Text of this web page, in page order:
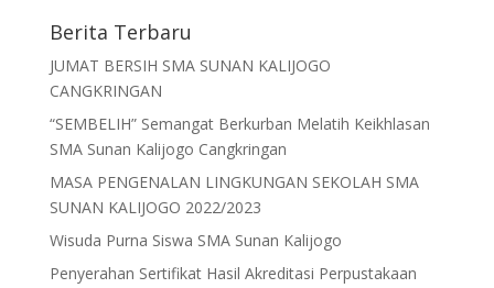
Berita Terbaru
JUMAT BERSIH SMA SUNAN KALIJOGO
CANGKRINGAN
“SEMBELIH” Semangat Berkurban Melatih Keikhlasan
SMA Sunan Kalijogo Cangkringan
MASA PENGENALAN LINGKUNGAN SEKOLAH SMA
SUNAN KALIJOGO 2022/2023
Wisuda Purna Siswa SMA Sunan Kalijogo
Penyerahan Sertifikat Hasil Akreditasi Perpustakaan